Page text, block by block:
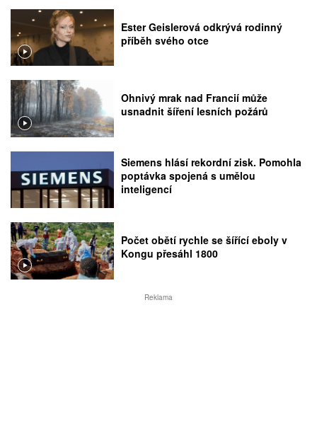
Ester Geislerová odkrývá rodinný
příběh svého otce
Ohnivý mrak nad Francií může
usnadnit šíření lesních požárů
Siemens hlásí rekordní zisk. Pomohla
poptávka spojená s umělou
inteligencí
Počet obětí rychle se šířící eboly v
Kongu přesáhl 1800
Reklama